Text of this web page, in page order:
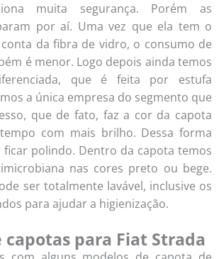
muita segurança. Porém as
por aí. Uma vez que ela tem o
da fibra de vidro, o consumo de
é menor. Logo depois ainda temos
que é feita por estufa
a única empresa do segmento que
que de fato, faz a cor da capota
com mais brilho. Dessa forma
ficar polindo. Dentro da capota temos
nas cores preto ou bege.
ser totalmente lavável, inclusive os
para ajudar a higienização.
capotas para Fiat Strada